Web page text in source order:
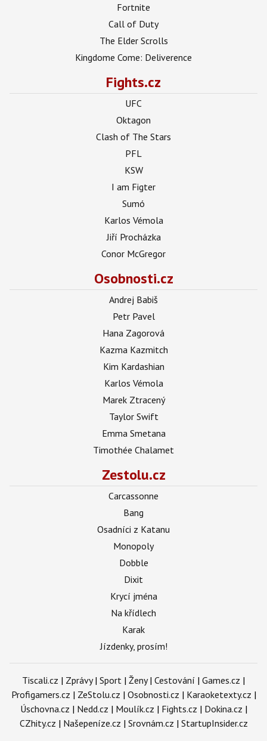
Fortnite
Call of Duty
The Elder Scrolls
Kingdome Come: Deliverence
Fights.cz
UFC
Oktagon
Clash of The Stars
PFL
KSW
I am Figter
Sumó
Karlos Vémola
Jiří Procházka
Conor McGregor
Osobnosti.cz
Andrej Babiš
Petr Pavel
Hana Zagorová
Kazma Kazmitch
Kim Kardashian
Karlos Vémola
Marek Ztracený
Taylor Swift
Emma Smetana
Timothée Chalamet
Zestolu.cz
Carcassonne
Bang
Osadníci z Katanu
Monopoly
Dobble
Dixit
Krycí jména
Na křídlech
Karak
Jízdenky, prosím!
Tiscali.cz | Zprávy| Sport | Ženy| Cestování | Games.cz |
Profigamers.cz | ZeStolu.cz | Osobnosti.cz | Karaoketexty.cz |
Úschovna.cz | Nedd.cz | Moulík.cz | Fights.cz | Dokina.cz |
CZhity.cz | Našepeníze.cz | Srovnám.cz | StartupInsider.cz